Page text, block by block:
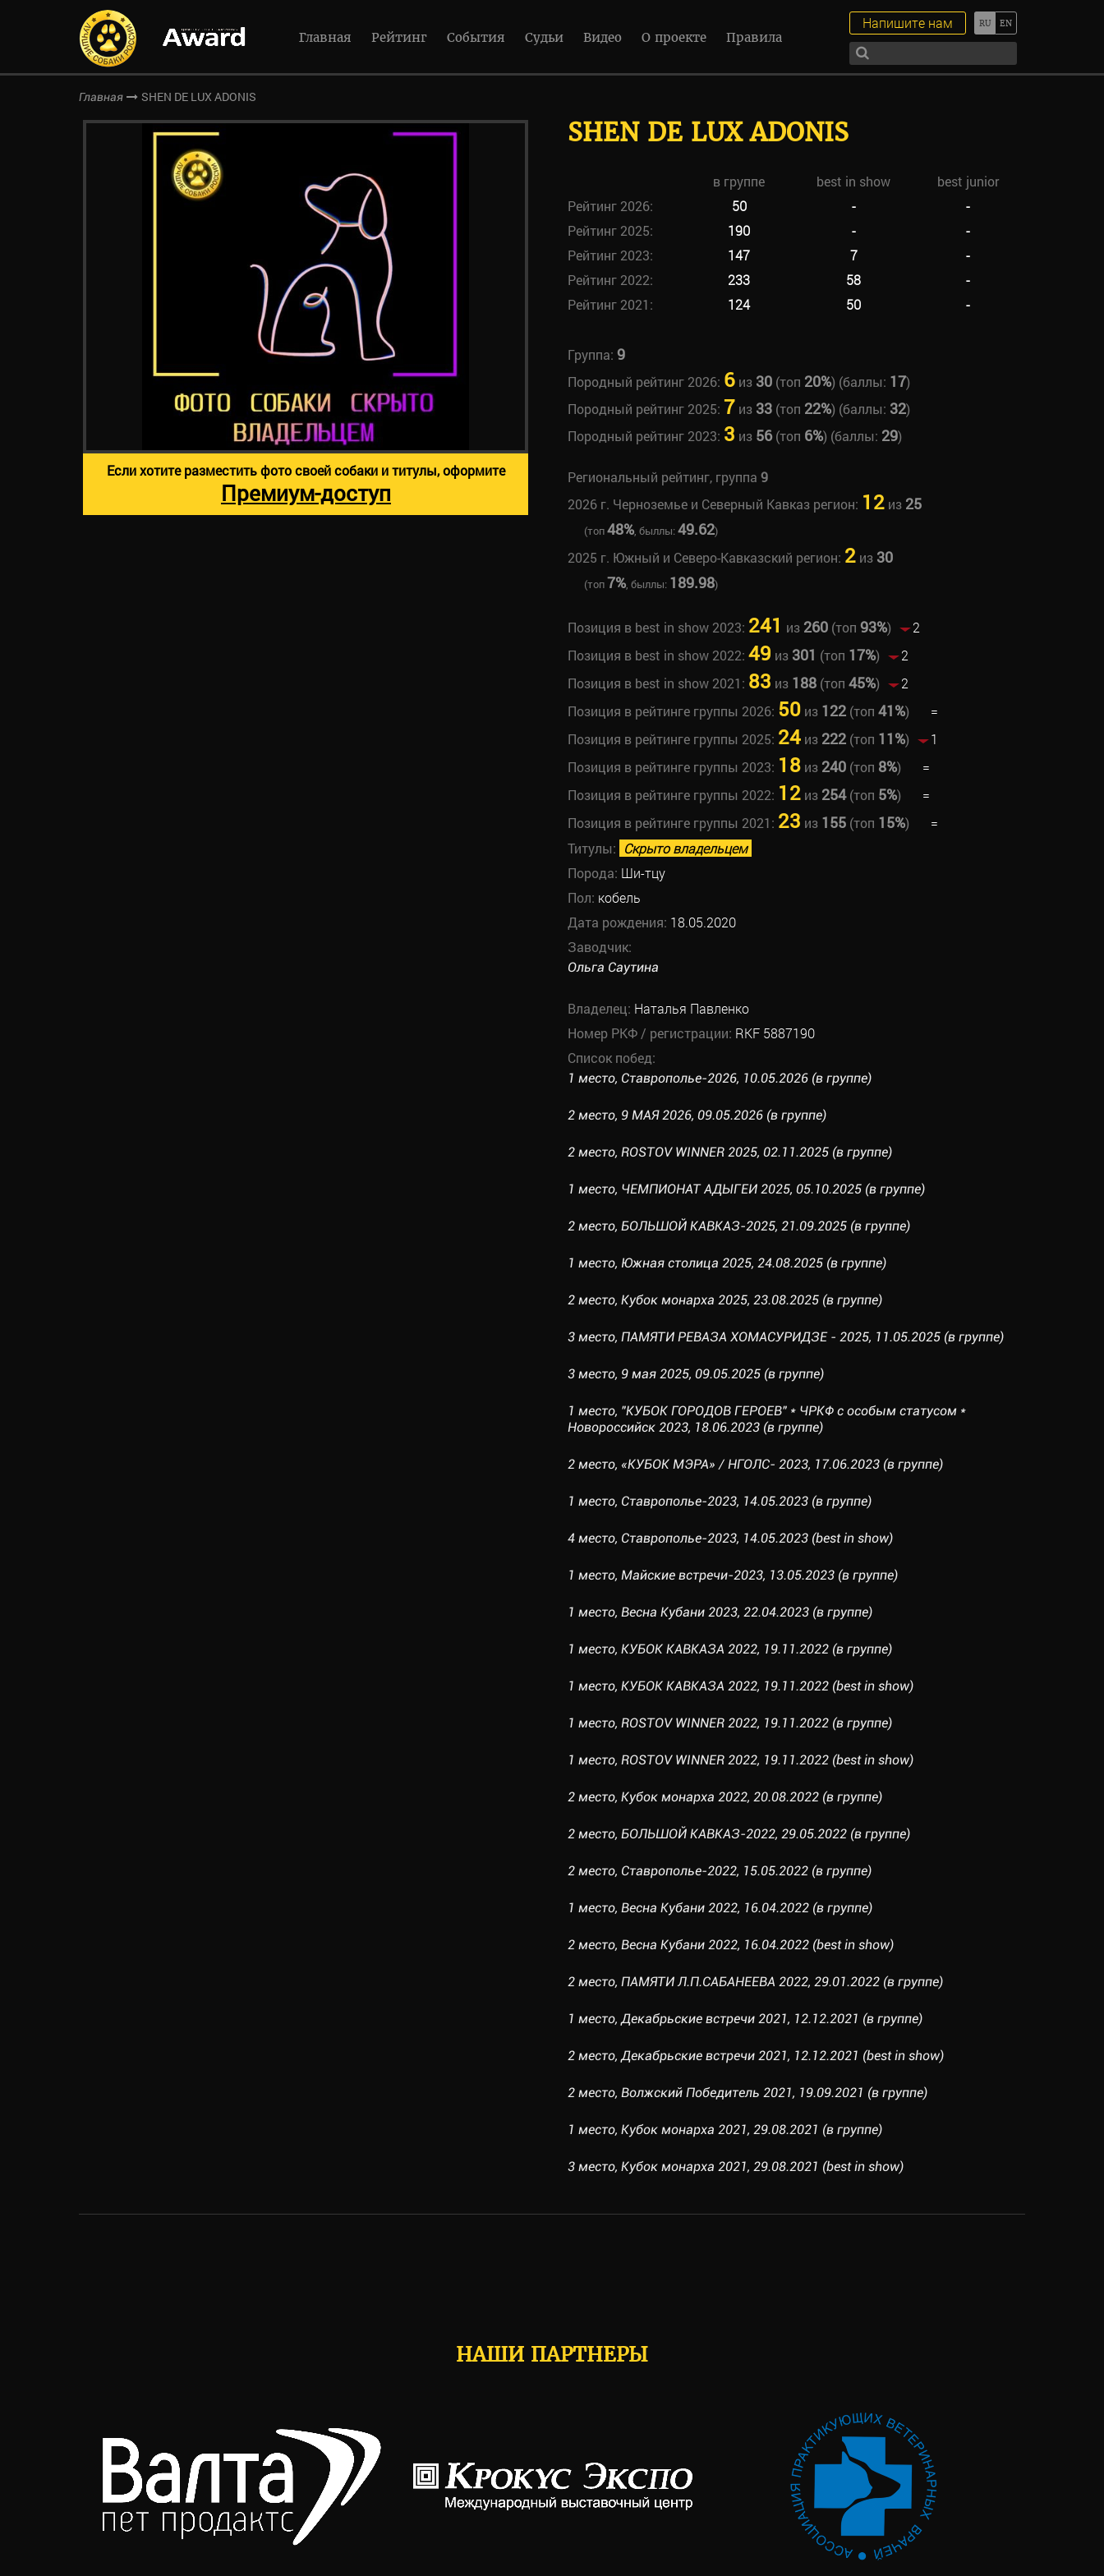
Главная Рейтинг События Судьи Видео О проекте Правила
Напишите нам
Главная SHEN DE LUX ADONIS
SHEN DE LUX ADONIS
в группе best in show
best junior
Рейтинг 2026:
50 -
-
Рейтинг 2025:
190 -
-
Рейтинг 2023:
147 7
-
Рейтинг 2022:
233 58
-
Рейтинг 2021:
124 50 -
Группа: 9
Породный рейтинг 2026: 6из 30(топ 20%) (баллы: 17)
Породный рейтинг 2025: 7 из 33(топ 22%) (баллы: 32)
Породный рейтинг 2023: 3 из 56(топ 6%) (баллы: 29)
Региональный рейтинг, группа 9
2026 г. Черноземье и Северный Кавказ регион: 12из 25
(топ48%, быллы:49.62)
2025 г. Южный и Северо-Кавказский регион: 2из 30
(топ7%, быллы: 189.98)
Позиция в best in show 2023: 241 из 260(топ 93%)
2
Позиция в best in show 2022: 49 из 301 (топ 17%)
2
Позиция в best in show 2021: 83 из 188(топ 45%)
2
Позиция в рейтинге группы 2026: 50из 122(топ 41%)
=
Позиция в рейтинге группы 2025: 24из 222(топ 11%)
1
Позиция в рейтинге группы 2023: 18из 240(топ 8%)
=
Позиция в рейтинге группы 2022: 12из 254(топ 5%)
=
Позиция в рейтинге группы 2021: 23 из 155(топ 15%)
=
Титулы: Скрыто владельцем
Порода: Ши-тцу
Пол: кобель
Дата рождения: 18.05.2020
Заводчик:
Ольга Саутина
Владелец: Наталья Павленко
Номер РКФ / регистрации: RKF 5887190
Список побед:
1 место, Ставрополье-2026, 10.05.2026 (в группе)
2 место, 9 МАЯ 2026, 09.05.2026 (в группе)
2 место, ROSTOV WINNER 2025, 02.11.2025 (в группе)
1 место, ЧЕМПИОНАТ АДЫГЕИ 2025, 05.10.2025 (в группе)
2 место, БОЛЬШОЙ КАВКАЗ-2025, 21.09.2025 (в группе)
1 место, Южная столица 2025, 24.08.2025 (в группе)
2 место, Кубок монарха 2025, 23.08.2025 (в группе)
3 место, ПАМЯТИ РЕВАЗА ХОМАСУРИДЗЕ - 2025, 11.05.2025 (в группе)
3 место, 9 мая 2025, 09.05.2025 (в группе)
1 место, "КУБОК ГОРОДОВ ГЕРОЕВ" * ЧРКФ с особым статусом *
Новороссийск 2023, 18.06.2023 (в группе)
2 место, «КУБОК МЭРА» / НГОЛС- 2023, 17.06.2023 (в группе)
1 место, Ставрополье-2023, 14.05.2023 (в группе)
4 место, Ставрополье-2023, 14.05.2023 (best in show)
1 место, Майские встречи-2023, 13.05.2023 (в группе)
1 место, Весна Кубани 2023, 22.04.2023 (в группе)
1 место, КУБОК КАВКАЗА 2022, 19.11.2022 (в группе)
1 место, КУБОК КАВКАЗА 2022, 19.11.2022 (best in show)
1 место, ROSTOV WINNER 2022, 19.11.2022 (в группе)
1 место, ROSTOV WINNER 2022, 19.11.2022 (best in show)
2 место, Кубок монарха 2022, 20.08.2022 (в группе)
2 место, БОЛЬШОЙ КАВКАЗ-2022, 29.05.2022 (в группе)
2 место, Ставрополье-2022, 15.05.2022 (в группе)
1 место, Весна Кубани 2022, 16.04.2022 (в группе)
2 место, Весна Кубани 2022, 16.04.2022 (best in show)
2 место, ПАМЯТИ Л.П.САБАНЕЕВА 2022, 29.01.2022 (в группе)
1 место, Декабрьские встречи 2021, 12.12.2021 (в группе)
2 место, Декабрьские встречи 2021, 12.12.2021 (best in show)
2 место, Волжский Победитель 2021, 19.09.2021 (в группе)
1 место, Кубок монарха 2021, 29.08.2021 (в группе)
3 место, Кубок монарха 2021, 29.08.2021 (best in show)
Если хотите разместить фото своей собаки и титулы, оформите
Премиум-доступ
НАШИ ПАРТНЕРЫ